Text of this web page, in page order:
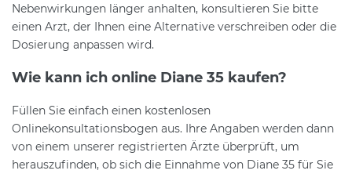
Nebenwirkungen länger anhalten, konsultieren Sie bitte
einen Arzt, der Ihnen eine Alternative verschreiben oder die
Dosierung anpassen wird.
Wie kann ich online Diane 35 kaufen?
Füllen Sie einfach einen kostenlosen
Onlinekonsultationsbogen aus. Ihre Angaben werden dann
von einem unserer registrierten Ärzte überprüft, um
herauszufinden, ob sich die Einnahme von Diane 35 für Sie